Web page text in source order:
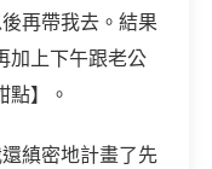
再帶我去。結果
加上下午跟老公
點】。
縝密地計畫了先